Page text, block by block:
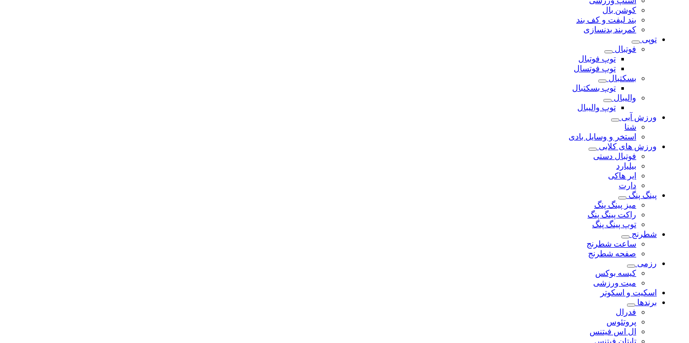
کوشن بال
بند لیفت و کف بند
کمربند بدنسازی
توپی
فوتبال
توپ فوتبال
توپ فوتسال
بسکتبال
توپ بسکتبال
والیبال
توپ والیبال
ورزش آبی
شنا
استخر و وسایل بادی
ورزش های کلابی
فوتبال دستی
بیلیارد
ایر هاکی
دارت
پینگ پنگ
میز پینگ پنگ
راکت پینگ پنگ
توپ پینگ پنگ
شطرنج
ساعت شطرنج
صفحه شطرنج
رزمی
کیسه بوکس
میت ورزشی
اسکیت و اسکوتر
برندها
فدرال
پروتئوس
ال اس فیتنس